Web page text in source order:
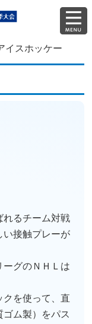
イスホッケー
れるチーム対戦
い接触プレーが
ーグのＮＨＬは
クを使って、直
ム製）をパス